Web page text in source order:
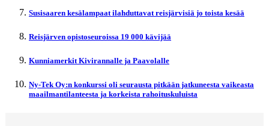
Susisaaren kesälampaat ilahduttavat reisjärvisiä jo toista kesää
Reisjärven opistoseuroissa 19 000 kävijää
Kunniamerkit Kivirannalle ja Paavolalle
Ny-Tek Oy:n konkurssi oli seurausta pitkään jatkuneesta vaikeasta
maailmantilanteesta ja korkeista rahoituskuluista